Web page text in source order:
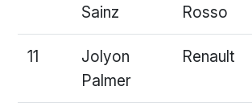
Sainz
Rosso
11
Jolyon
Palmer
Renault